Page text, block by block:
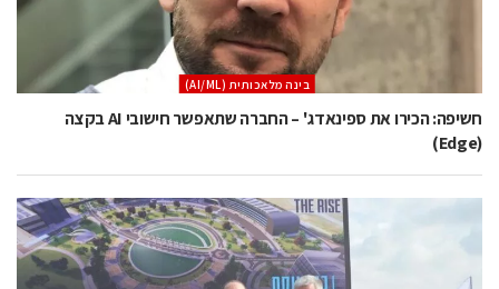
בינה מלאכותית (AI/ML)
חשיפה: הכירו את ספינאדג' – החברה שתאפשר חישובי AI בקצה
(Edge)